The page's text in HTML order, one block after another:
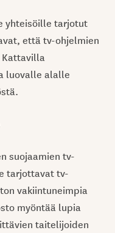
yhteisöille tarjotut
että tv-ohjelmien
luovalle alalle
suojaamien tv-
tarjottavat tv-
vakiintuneimpia
myöntää lupia
taitelijoiden